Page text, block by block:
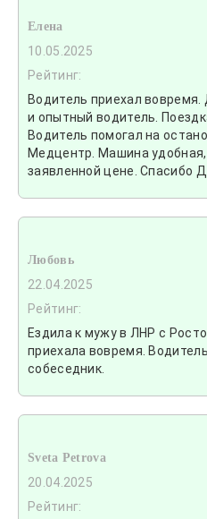
Елена
10.05.2025
Рейтинг:
Водитель приехал
и опытный водитель.
Водитель помогал на
Медцентр. Машина
заявленной цене. Спасибо
Любовь
22.04.2025
Рейтинг:
Ездила к мужу в ЛНР с
приехала вовремя.
собеседник.
Sveta Petrova
20.04.2025
Рейтинг: